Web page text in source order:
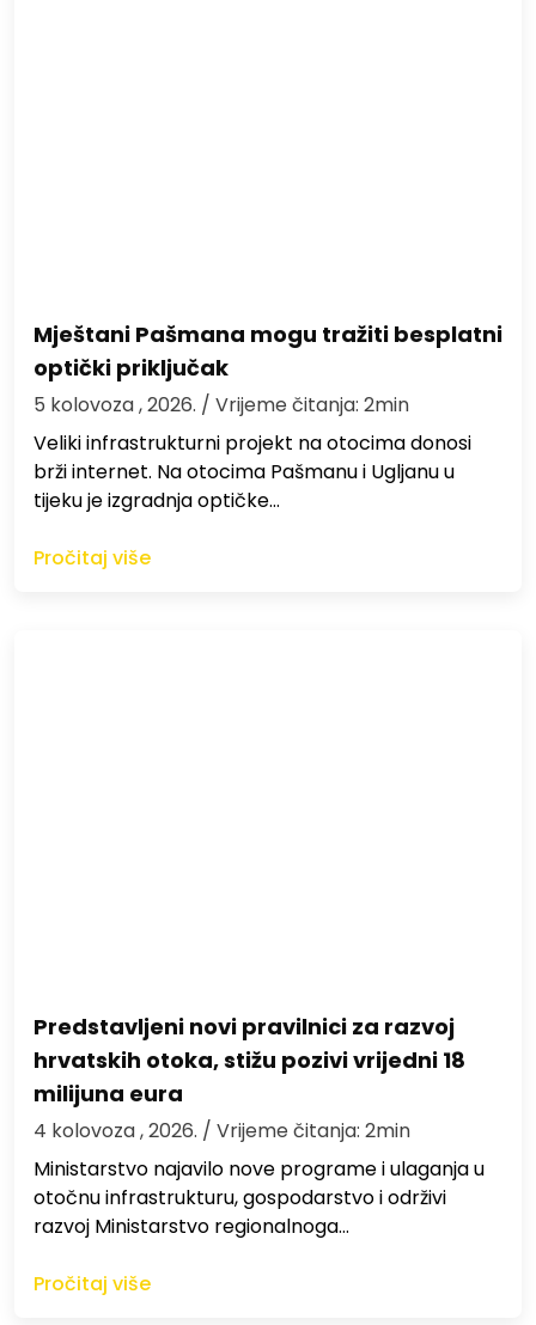
Mještani Pašmana mogu tražiti besplatni
optički priključak
5 kolovoza , 2026. / Vrijeme čitanja: 2min
Veliki infrastrukturni projekt na otocima donosi
brži internet. Na otocima Pašmanu i Ugljanu u
tijeku je izgradnja optičke…
Pročitaj više
Predstavljeni novi pravilnici za razvoj
hrvatskih otoka, stižu pozivi vrijedni 18
milijuna eura
4 kolovoza , 2026. / Vrijeme čitanja: 2min
Ministarstvo najavilo nove programe i ulaganja u
otočnu infrastrukturu, gospodarstvo i održivi
razvoj Ministarstvo regionalnoga…
Pročitaj više